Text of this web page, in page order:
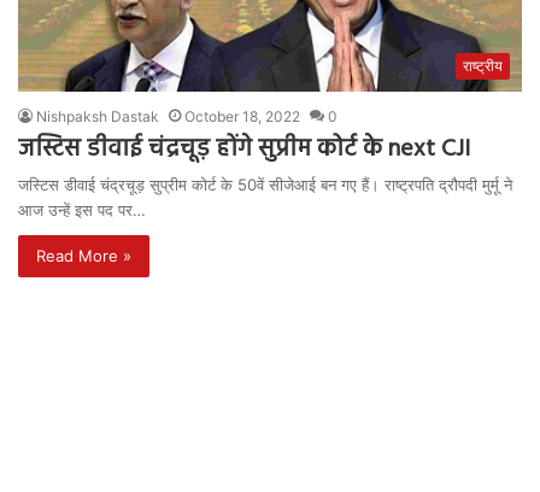
राष्ट्रीय
Nishpaksh Dastak October 18, 2022 0
जस्टिस डीवाई चंद्रचूड़ होंगे सुप्रीम कोर्ट के next CJI
जस्टिस डीवाई चंद्रचूड़ सुप्रीम कोर्ट के 50वें सीजेआई बन गए हैं। राष्ट्रपति द्रौपदी मुर्मू ने
आज उन्हें इस पद पर…
Read More »